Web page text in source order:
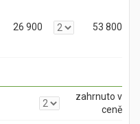
26 900 53 800
zahrnuto v
ceně